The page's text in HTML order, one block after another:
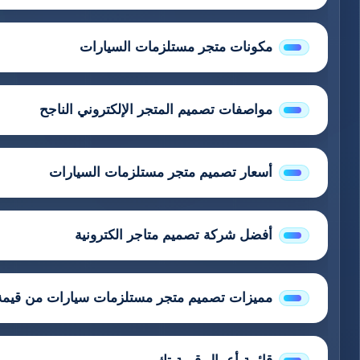
مكونات متجر مستلزمات السيارات
مواصفات تصميم المتجر الإلكتروني الناجح
أسعار تصميم متجر مستلزمات السيارات
أفضل شركة تصميم متاجر الكترونية
مميزات تصميم متجر مستلزمات سيارات من